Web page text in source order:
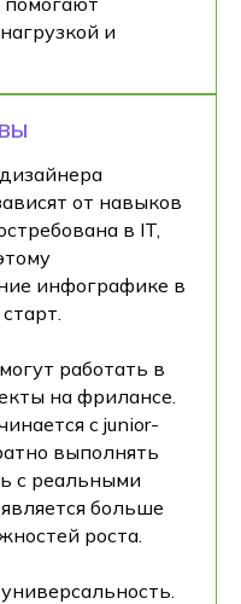
и
от навыков
в IT,
инфографике в
работать в
на фрилансе.
с junior-
выполнять
с реальными
больше
роста.